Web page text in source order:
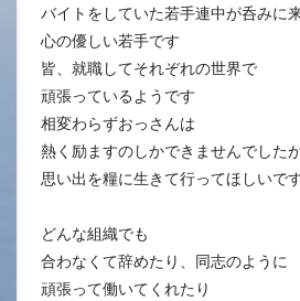
バイトをしていた若手連中が呑みに
心の優しい若手です
皆、就職してそれぞれの世界で
頑張っているようです
相変わらずおっさんは
熱く励ますのしかできませんでした
思い出を糧に生きて行ってほしいで
どんな組織でも
合わなくて辞めたり、同志のように
頑張って働いてくれたり